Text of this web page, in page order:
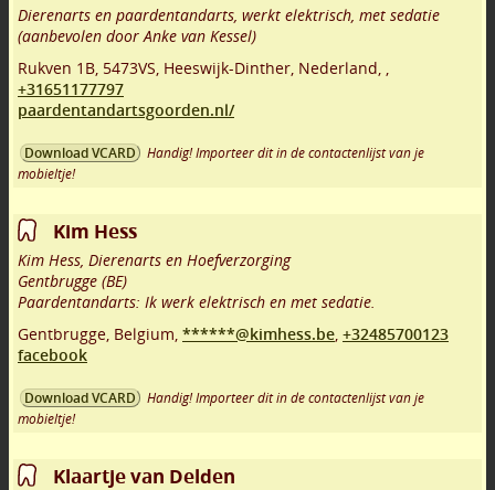
Dierenarts en paardentandarts, werkt elektrisch, met sedatie
(aanbevolen door Anke van Kessel)
Rukven 1B 5473VS Heeswijk-Dinther Nederland,
+31651177797
paardentandartsgoorden.nl/
Download VCARD
Handig! Importeer dit in de contactenlijst van je
mobieltje!
Kim Hess
Kim Hess, Dierenarts en Hoefverzorging
Gentbrugge (BE)
Paardentandarts: Ik werk elektrisch en met sedatie.
Gentbrugge Belgium, ******@kimhess.be +32485700123
facebook
Download VCARD
Handig! Importeer dit in de contactenlijst van je
mobieltje!
Klaartje van Delden